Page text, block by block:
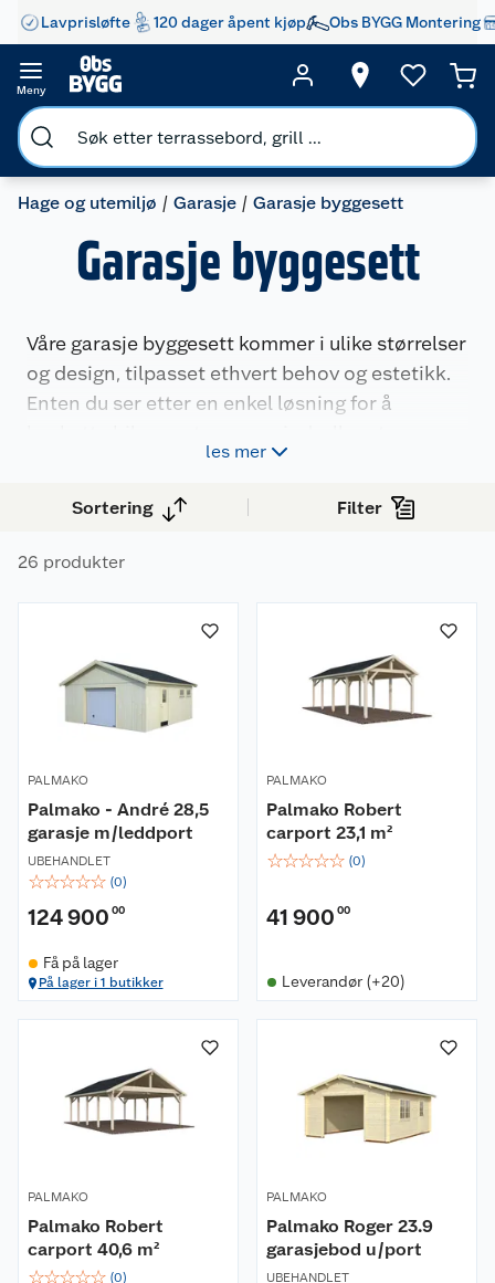
Lavprisløfte 120 dager åpent kjøp Obs BYGG Montering
Meny
Hage og utemiljø Garasje Garasje byggesett
Garasje byggesett
Våre garasje byggesett kommer i ulike størrelser
og design, tilpasset ethvert behov og estetikk.
Enten du ser etter en enkel løsning for å
omfattende prosjekt som inkluderer
lagringsplass, har vi alternativene som hjelper
deg. Start ditt prosjekt i dag med et garasje
byggesett designet for enkel montering og
les mer
Sortering Filter
26 produkter
PALMAKO
Palmako - André 28,5
garasje m/leddport
UBEHANDLET
☆☆☆☆☆ (0)
124 900 00
Få på lager
På lager i 1 butikker
PALMAKO
Palmako Robert
carport 23,1 m²
☆☆☆☆☆ (0)
41 900 00
Leverandør (+20)
PALMAKO
Palmako Robert
carport 40,6 m²
☆☆☆☆☆ (0)
PALMAKO
Palmako Roger 23.9
garasjebod u/port
UBEHANDLET